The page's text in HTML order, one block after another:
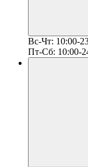
Вс-Чт: 10:00-
Пт-Сб: 10:00-